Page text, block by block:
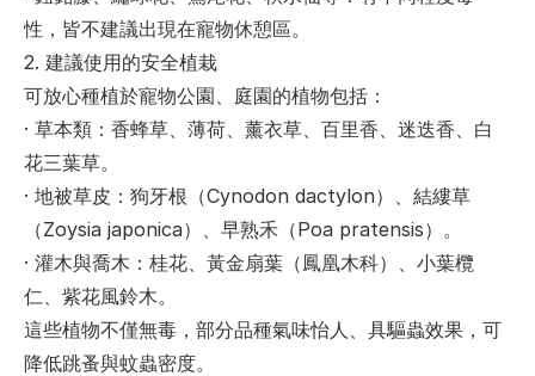
性，皆不建議出現在寵物休憩區。
2. 建議使用的安全植栽
可放心種植於寵物公園、庭園的植物包括：
· 草本類 ：香蜂草、薄荷、薰衣草、百里香、迷迭香、白
花三葉草。
· 地被草皮 ：狗牙根（Cynodon dactylon）、結縷草
（Zoysia japonica）、早熟禾（Poa pratensis）。
· 灌木與喬木 ：桂花、黃金扇葉（鳳凰木科）、小葉欖
仁、紫花風鈴木。
這些植物不僅無毒，部分品種氣味怡人、具驅蟲效果，可
降低跳蚤與蚊蟲密度。